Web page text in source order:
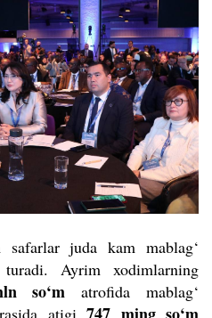
safarlar juda kam mablag‘
Ayrim xodimlarning
so‘m atrofida mablag‘
atigi